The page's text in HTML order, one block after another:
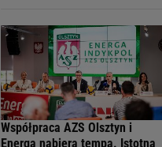
KSIĘGI
Współpraca AZS Olsztyn i
Energa nabiera tempa. Istotna